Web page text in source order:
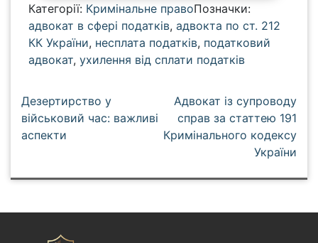
Категорії: Кримінальне правоПозначки:
адвокат в сфері податків, адвокта по ст. 212
КК України, несплата податків, податковий
адвокат, ухилення від сплати податків
Н
а
в
г
ц
Дезертирство у
військовий час: важливі
аспекти
Адвокат із супроводу
справ за статтею 191
Кримінального кодексу
України